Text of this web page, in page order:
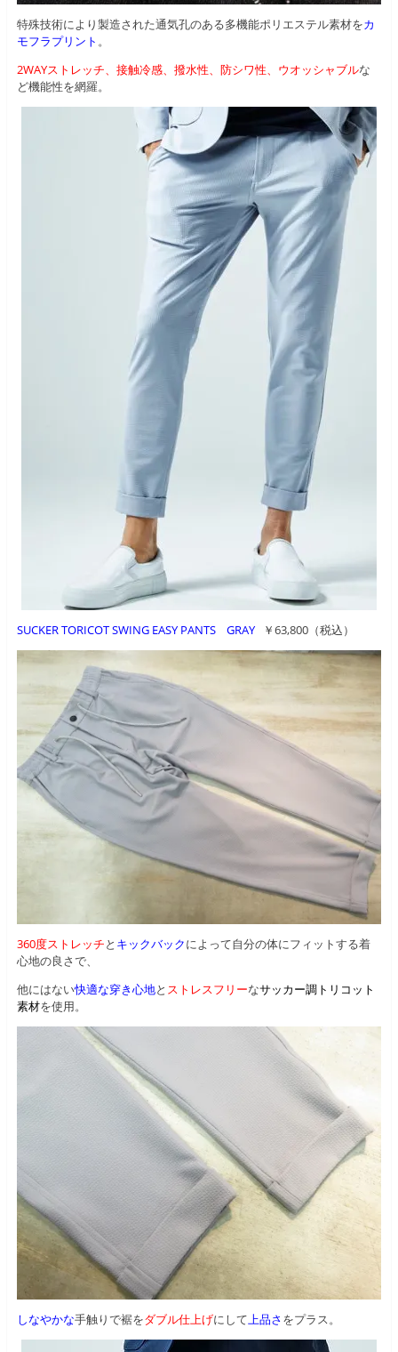
特殊技術により製造された通気孔のある多機能ポリエステル素材をカ
モフラプリント 。
2WAYストレッチ、接触冷感、撥水性、防シワ性、ウオッシャブルな
ど機能性を網羅。
SUCKER TORICOT SWING EASY PANTS GRAY￥63,800（税込）
360度ストレッチと キックバックによって自分の体にフィットする着
心地の良さで、
他にはない快適な穿き心地と ストレスフリーなサッカー調トリコット
素材を使用。
しなやかな手触りで裾をダブル仕上げにして上品さをプラス。